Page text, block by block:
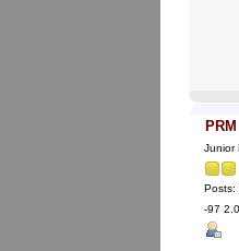
PRM
Junior
Posts:
-97